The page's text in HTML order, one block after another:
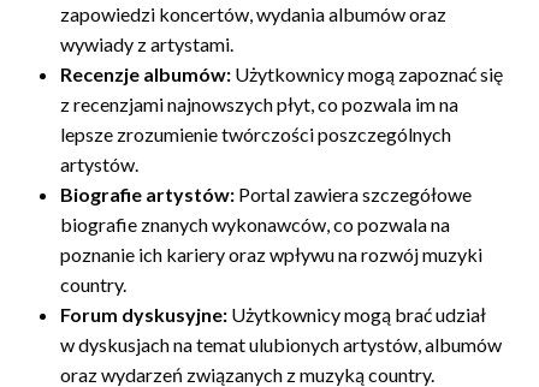
zapowiedzi koncertów, wydania albumów oraz
wywiady z artystami.
Recenzje albumów: Użytkownicy mogą zapoznać się
z recenzjami najnowszych płyt, co pozwala im na
lepsze zrozumienie twórczości poszczególnych
artystów.
Biografie artystów: Portal zawiera szczegółowe
biografie znanych wykonawców, co pozwala na
poznanie ich kariery oraz wpływu na rozwój muzyki
country.
Forum dyskusyjne: Użytkownicy mogą brać udział
w dyskusjach na temat ulubionych artystów, albumów
oraz wydarzeń związanych z muzyką country.